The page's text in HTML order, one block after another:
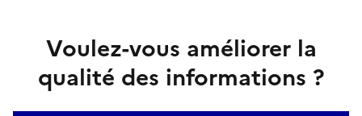
Voulez-vous améliorer la
qualité des informations ?